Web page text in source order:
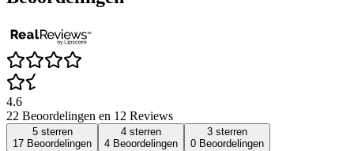
4.6
22 Beoordelingen en 12 Reviews
5 sterren
17 Beoordelingen
4 sterren
4 Beoordelingen
3 sterren
0 Beoordelingen